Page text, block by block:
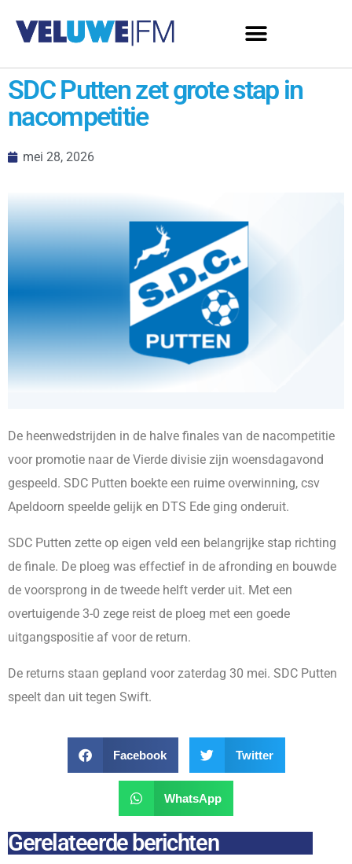
SDC Putten zet grote stap in
nacompetitie
mei 28, 2026
De heenwedstrijden in de halve finales van de nacompetitie
voor promotie naar de Vierde divisie zijn woensdagavond
gespeeld. SDC Putten boekte een ruime overwinning, csv
Apeldoorn speelde gelijk en DTS Ede ging onderuit.
SDC Putten zette op eigen veld een belangrijke stap richting
de finale. De ploeg was effectief in de afronding en bouwde
de voorsprong in de tweede helft verder uit. Met een
overtuigende 3-0 zege reist de ploeg met een goede
uitgangspositie af voor de return.
De returns staan gepland voor zaterdag 30 mei. SDC Putten
speelt dan uit tegen Swift.
Facebook Twitter
WhatsApp
Gerelateerde berichten